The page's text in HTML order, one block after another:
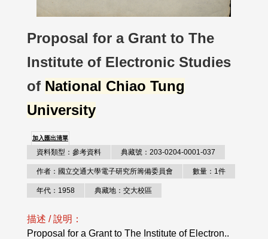
Proposal for a Grant to The
Institute of Electronic Studies
of National Chiao Tung
University
加入匯出清單
資料類型：參考資料 典藏號：203-0204-0001-037
作者：國立交通大學電子研究所籌備委員會 數量：1件
年代：1958 典藏地：交大校區
描述 / 說明：
Proposal for a Grant to The Institute of Electron..